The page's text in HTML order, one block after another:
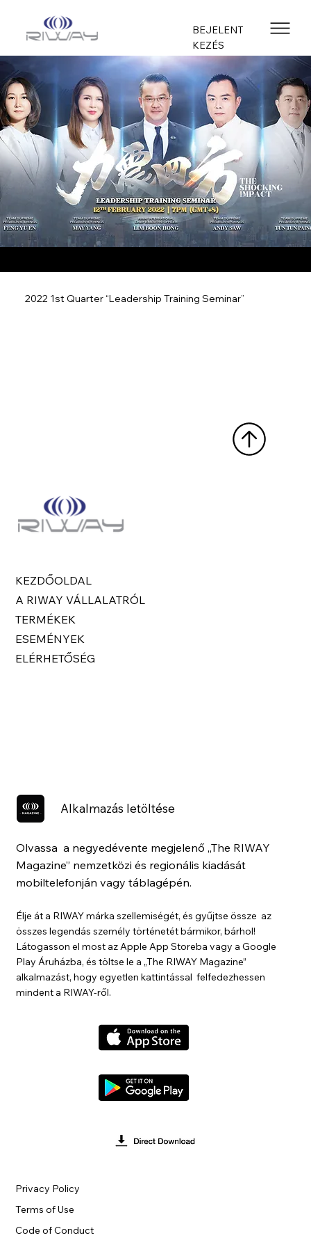
BEJELENT
KEZÉS
2022 1st Quarter “Leadership Training Seminar”
KEZDŐOLDAL
A RIWAY VÁLLALATRÓL
TERMÉKEK
ESEMÉNYEK
ELÉRHETŐSÉG
Alkalmazás letöltése
Olvassa a negyedévente megjelenő „The RIWAY
Magazine” nemzetközi és regionális kiadását
mobiltelefonján vagy táblagépén.
Élje át a RIWAY márka szellemiségét, és gyűjtse össze az
összes legendás személy történetét bármikor, bárhol!
Látogasson el most az Apple App Storeba vagy a Google
Play Áruházba, és töltse le a „The RIWAY Magazine”
alkalmazást, hogy egyetlen kattintással felfedezhessen
mindent a RIWAY-ről.
Terms of Use
Privacy Policy
Code of Conduct